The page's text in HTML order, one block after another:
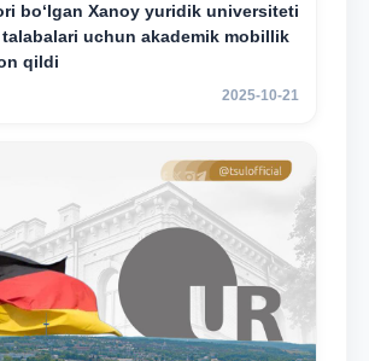
bo‘lgan Xanoy yuridik universiteti
uchun akademik mobillik
qildi
2025-10-21